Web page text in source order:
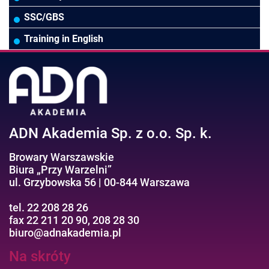
Wodociągi/Kanalizacja
Pozostałe branże
Pozostałe
Prawo pracy
Asystentka/Sekretarka
Efektywność osobista//Wellbeing
MS 365/SharePoint/Bazy danych
MS Project/Word/PowerPoint
SSC/GBS
Training in English
ADN Akademia Sp. z o.o. Sp. k.
Browary Warszawskie
Biura „Przy Warzelni”
ul. Grzybowska 56 | 00-844 Warszawa
tel. 22 208 28 26
fax 22 211 20 90, 208 28 30
biuro@adnakademia.pl
Na skróty